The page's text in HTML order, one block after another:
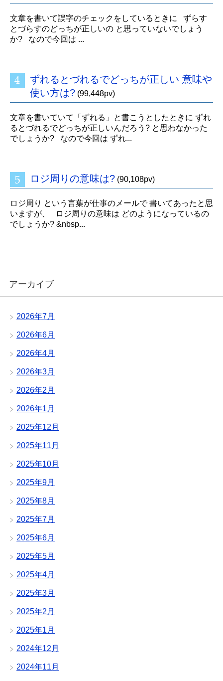
文章を書いて誤字のチェックをしているときに ずらす
とづらすのどっちが正しいの と思っていないでしょう
か? なので今回は ...
ずれるとづれるでどっちが正しい 意味や
使い方は? (99,448pv)
文章を書いていて「ずれる」と書こうとしたときに ずれ
るとづれるでどっちが正しいんだろう? と思わなかった
でしょうか? なので今回は ずれ...
ロジ周りの意味は? (90,108pv)
ロジ周り という言葉が仕事のメールで 書いてあったと思
いますが、 ロジ周りの意味は どのようになっているの
でしょうか? &nbsp...
アーカイブ
2026年7月
2026年6月
2026年4月
2026年3月
2026年2月
2026年1月
2025年12月
2025年11月
2025年10月
2025年9月
2025年8月
2025年7月
2025年6月
2025年5月
2025年4月
2025年3月
2025年2月
2025年1月
2024年12月
2024年11月